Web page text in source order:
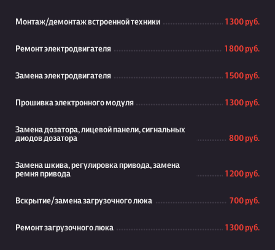
Монтаж/демонтаж встроенной техники 1 300 руб.
Ремонт электродвигателя 1 800 руб.
Замена электродвигателя 1 500 руб.
Прошивка электронного модуля 1 300 руб.
Замена дозатора, лицевой панели, сигнальных
диодов дозатора
800 руб.
Замена шкива, регулировка привода, замена
ремня привода
1 200 руб.
Вскрытие/замена загрузочного люка 700 руб.
Ремонт загрузочного люка 1 300 руб.